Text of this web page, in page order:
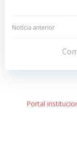
Post
Notícia anterior
Portal